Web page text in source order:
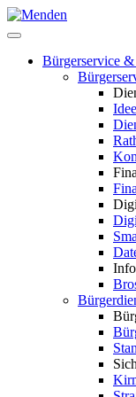
Bürgerservice &